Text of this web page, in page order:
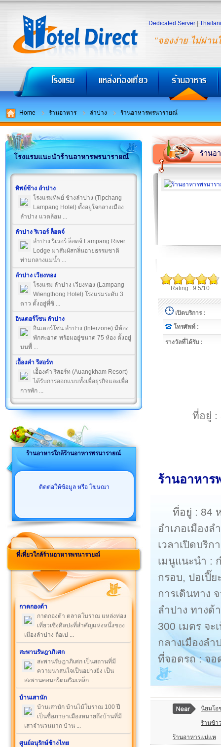
"จองง่าย ไม่ผ่าน
Dedicated Server
Home ร้านอาหาร ลำปาง ร้านอาหารพรนารายณ์
โรงแรมแนะนำร้านอาหารพรนารายณ์
ทิพย์ช้าง ลำปาง
โรงแรมทิพย์ ช้างลำปาง (Tipchang
Lampang Hotel) ตั้งอยู่ใจกลางเมือง
ลำปาง แวดล้อม ...
ลำปาง ริเวอร์ ล็อดจ์
ลำปาง ริเวอร์ ล็อดจ์ Lampang River
Lodge มาสัมผัสกลิ่นอายธรรมชาติ
ท่ามกลางแม่น้ำ ...
ลำปาง เวียงทอง
โรงแรม ลำปาง เวียงทอง (Lampang
Wiengthong Hotel) โรงแรมระดับ 3
ดาว ตั้งอยู่ที่ซิ ...
อินเตอร์โซน ลำปาง
อินเตอร์โซน ลำปาง (Interzone) มีห้อง
พักสะอาด พร้อมอยู่ขนาด 75 ห้อง ตั้งอยู่
บนพื้ ...
เอื้องคำ รีสอร์ท
เอื้องคำ รีสอร์ท (Auangkham Resort)
ได้รับการออกแบบทั้งเพื่อธุรกิจและเพื่อ
การพัก ...
ร้านอาหารใกล้ร้านอาหารพรนารายณ์
ติดต่อให้ข้อมูล หรือ โฆษณา
ที่เที่ยวใกล้ร้านอาหารพรนารายณ์
กาดกองต้า
กาดกองต้า ตลาดโบราณ แหล่งท่อง
เที่ยวเชิงศิลปะที่สำคัญแห่งหนึ่งของ
เมืองลำปาง ถือเป ...
สะพานรัษฎาภิเศก
สะพานรัษฎาภิเศก เป็นสถานที่มี
ความน่าสนใจเป็นอย่างยิ่ง เป็น
สะพานคอนกรีตเสริมเหล็ก ...
บ้านเสานัก
บ้านเสานัก บ้านไม้โบราณ 100 ปี
เป็นชื่อภาษาเมืองหมายถึงบ้านที่มี
เสาจำนวนมาก บ้าน ...
ศูนย์อนุรักษ์ช้างไทย
ร้านอ
Rating : 9.5/10
เปิดบริการ :
โทรศัพท์ :
รางวัลที่ได้รับ :
ที่อยู่ :
ร้านอาหาร
ที่อยู่ : 84
อำเภอเมืองล
เวลาเปิดบริก
เมนูแนะนำ :
กรอบ, ปอเปี๊ย
การเดินทาง
ลำปาง ทางด้
300 เมตร จะ
กลางเมืองล
ที่จอดรถ : จอ
นิยมโอ
ร้านข้า
ร้านอาหารแม่แห